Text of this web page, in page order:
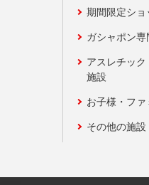
期間限定ショ
ガシャポン専
アスレチッ
施設
お子様・フ
その他の施設